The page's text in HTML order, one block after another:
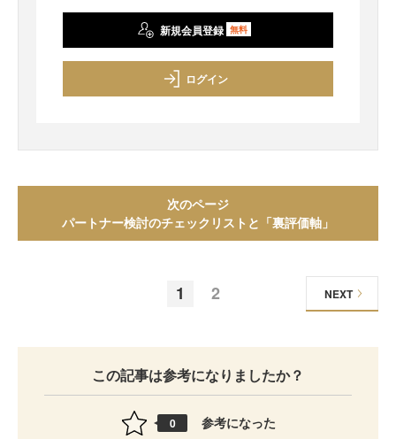
新規会員登録 無料
ログイン
次のページ
パートナー検討のチェックリストと「裏評価軸」
1 2 NEXT
この記事は参考になりましたか？
0 参考になった